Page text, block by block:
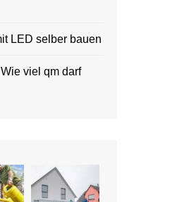
LED selber bauen
viel qm darf